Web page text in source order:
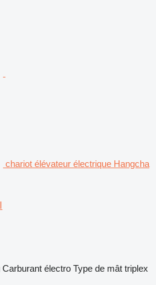
chariot élévateur électrique Hangcha
Carburant électro Type de mât triplex